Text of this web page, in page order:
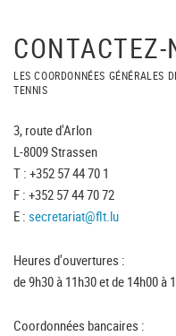
CONTACTEZ-
LES COORDONNÉES GÉNÉRALES
TENNIS
3, route d'Arlon
L-8009 Strassen
T : +352 57 44 70 1
F : +352 57 44 70 72
E : secretariat@flt.lu
Heures d'ouvertures :
de 9h30 à 11h30 et de 14h00 à
Coordonnées bancaires :